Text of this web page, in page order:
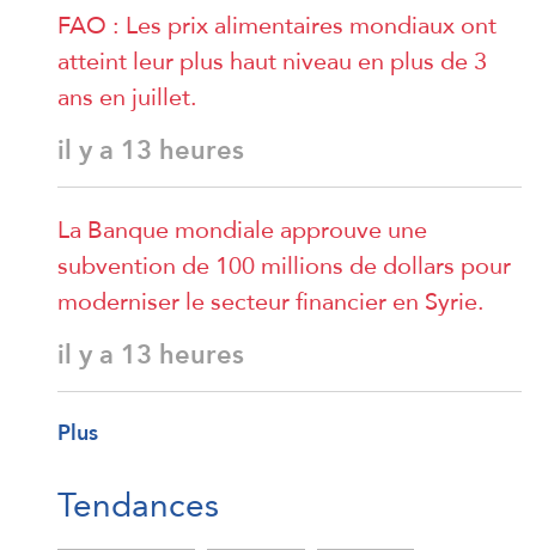
FAO : Les prix alimentaires mondiaux ont
atteint leur plus haut niveau en plus de 3
ans en juillet.
il y a 13 heures
La Banque mondiale approuve une
subvention de 100 millions de dollars pour
moderniser le secteur financier en Syrie.
il y a 13 heures
Plus
Tendances